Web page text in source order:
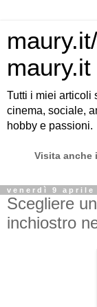
maury.it
Tutti i miei articoli
cinema, sociale,
hobby e passioni.
Visita anche
venerdì 9 aprile
Scegliere
inchiostro